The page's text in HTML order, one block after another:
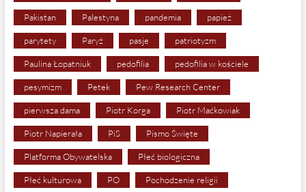
Pakistan Palestyna pandemia papież
parytety Paryż pasje patriotyzm
Paulina Łopatniuk pedofilia pedofilia w kościele
pesymizm Petek Pew Research Center
pierwsza dama Piotr Korga Piotr Maćkowiak
Piotr Napierała PiS Pismo Święte
Platforma Obywatelska Płeć biologiczna
Płeć kulturowa PO Pochodzenie religii